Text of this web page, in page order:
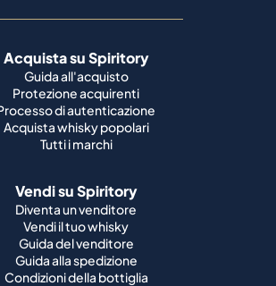
Acquista su Spiritory
Guida all'acquisto
Protezione acquirenti
di autenticazione
Acquista whisky popolari
Tutti i marchi
Vendi su Spiritory
Diventa un venditore
Vendi il tuo whisky
Guida del venditore
Guida alla spedizione
Condizioni della bottiglia